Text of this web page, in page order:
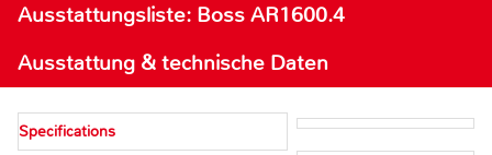
Ausstattungsliste: Boss AR1600.4
Ausstattung & technische Daten
Specifications